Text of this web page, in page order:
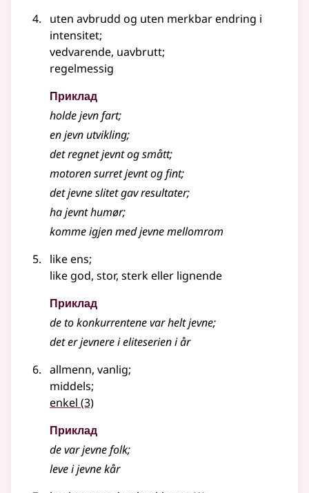
uten avbrudd og uten merkbar endring i
intensitet;
vedvarende, uavbrutt;
regelmessig
Приклад
holdejevnfart;
enjevn utvikling;
det regnetjevntog smått;
motoren surretjevntog fint;
detjevneslitet gav resultater;
ha jevnt humør;
komme igjen medjevnemellomrom
like ens;
like god, stor, sterkeller lignende
Приклад
de to konkurrentene var heltjevne;
det er jevnere i eliteserien i år
allmenn, vanlig;
middels;
enkel (3)
Приклад
de varjevnefolk;
leve ijevnekår